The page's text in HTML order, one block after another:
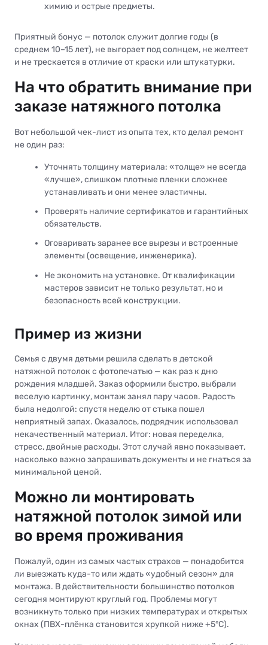
химию и острые предметы.
Приятный бонус — потолок служит долгие годы (в
среднем 10–15 лет), не выгорает под солнцем, не желтеет
и не трескается в отличие от краски или штукатурки.
На что обратить внимание при
заказе натяжного потолка
Вот небольшой чек-лист из опыта тех, кто делал ремонт
не один раз:
Уточнять толщину материала: «толще» не всегда
«лучше», слишком плотные пленки сложнее
устанавливать и они менее эластичны.
Проверять наличие сертификатов и гарантийных
обязательств.
Оговаривать заранее все вырезы и встроенные
элементы (освещение, инженерика).
Не экономить на установке. От квалификации
мастеров зависит не только результат, но и
безопасность всей конструкции.
Пример из жизни
Семья с двумя детьми решила сделать в детской
натяжной потолок с фотопечатью — как раз к дню
рождения младшей. Заказ оформили быстро, выбрали
веселую картинку, монтаж занял пару часов. Радость
была недолгой: спустя неделю от стыка пошел
неприятный запах. Оказалось, подрядчик использовал
некачественный материал. Итог: новая переделка,
стресс, двойные расходы. Этот случай явно показывает,
насколько важно запрашивать документы и не гнаться за
минимальной ценой.
Можно ли монтировать
натяжной потолок зимой или
во время проживания
Пожалуй, один из самых частых страхов — понадобится
ли выезжать куда-то или ждать «удобный сезон» для
монтажа. В действительности большинство потолков
сегодня монтируют круглый год. Проблемы могут
возникнуть только при низких температурах и открытых
окнах (ПВХ-плёнка становится хрупкой ниже +5°С).